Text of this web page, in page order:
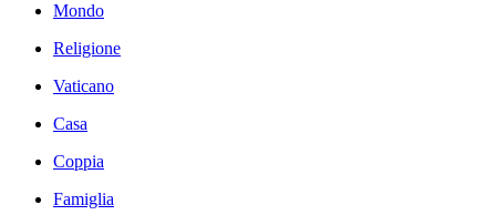
Mondo
Religione
Vaticano
Casa
Coppia
Famiglia